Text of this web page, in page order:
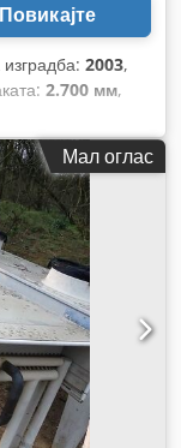
Повикајте
2003,
2.700 мм,
Мал оглас